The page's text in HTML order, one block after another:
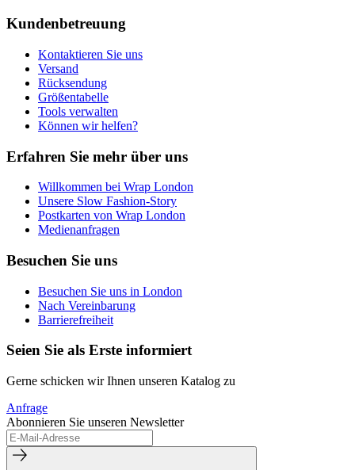
Kundenbetreuung
Kontaktieren Sie uns
Versand
Rücksendung
Größentabelle
Tools verwalten
Können wir helfen?
Erfahren Sie mehr über uns
Willkommen bei Wrap London
Unsere Slow Fashion-Story
Postkarten von Wrap London
Medienanfragen
Besuchen Sie uns
Besuchen Sie uns in London
Nach Vereinbarung
Barrierefreiheit
Seien Sie als Erste informiert
Gerne schicken wir Ihnen unseren Katalog zu
Anfrage
Abonnieren Sie unseren Newsletter